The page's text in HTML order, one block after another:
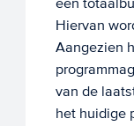
Hiervan
Aangezien
van de
het huidige